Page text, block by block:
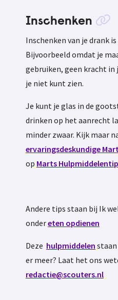
Inschenken
Inschenken van je drank
Bijvoorbeeld omdat je
gebruiken, geen kracht
je niet kunt zien.
Je kunt je glas in de
drinken op het aanrecht
minder zwaar. Kijk maar
ervaringsdeskundige
op Marts
Andere tips staan bij Ik
ondereten opdienen
Deze hulpmiddelen staan
er meer? Laat het ons
redactie@scouters.nl